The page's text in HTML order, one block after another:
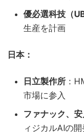
優必選科技（
生産を計画
日本：
日立製作所 ：
市場に参入
ファナック、
ィジカルAIの開